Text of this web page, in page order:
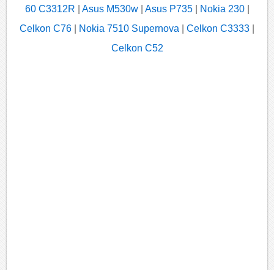
60 C3312R Asus M530w| Asus P735| Nokia 230|
Celkon C76
Nokia 7510 Supernova Celkon C3333
Celkon C52